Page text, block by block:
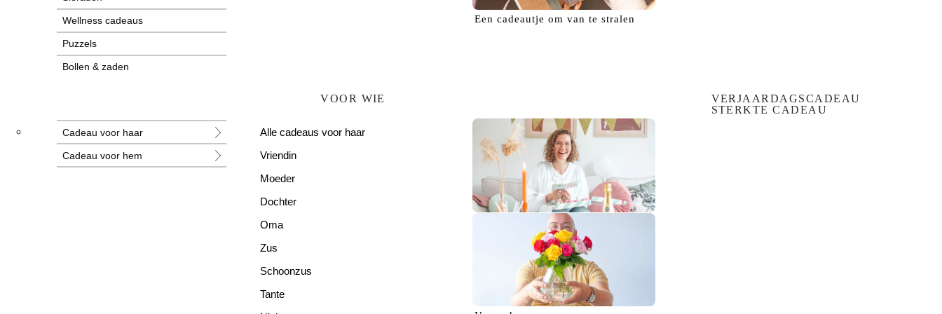
Wellness cadeaus
Puzzels
Bollen & zaden
Nieuwe cadeaus
Alle cadeaus
Eencadeautje om van te stralen
VOOR WIE
Cadeau voor haar
Cadeau voor hem
Alle cadeaus voor haar
Vriendin
Moeder
Dochter
Oma
Zus
Schoonzus
Tante
VERJAARDAGSCADEAU
STERKTE CADEAU